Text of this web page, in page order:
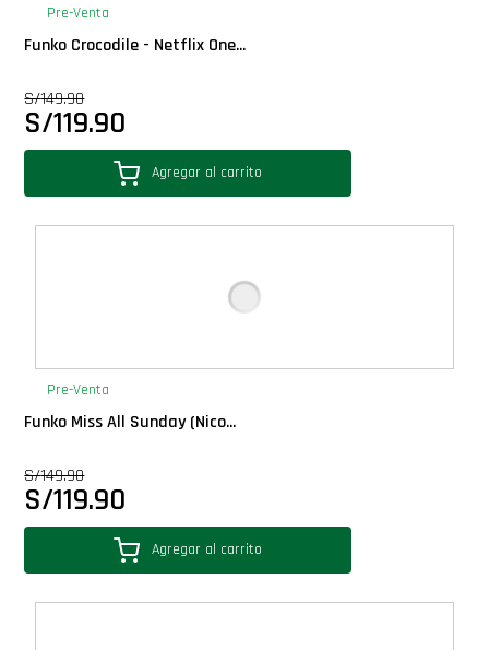
Pre-Venta
Funko Crocodile - Netflix One...
S/149.90
S/119.90
Agregar al carrito
Pre-Venta
Funko Miss All Sunday (Nico...
S/149.90
S/119.90
Agregar al carrito